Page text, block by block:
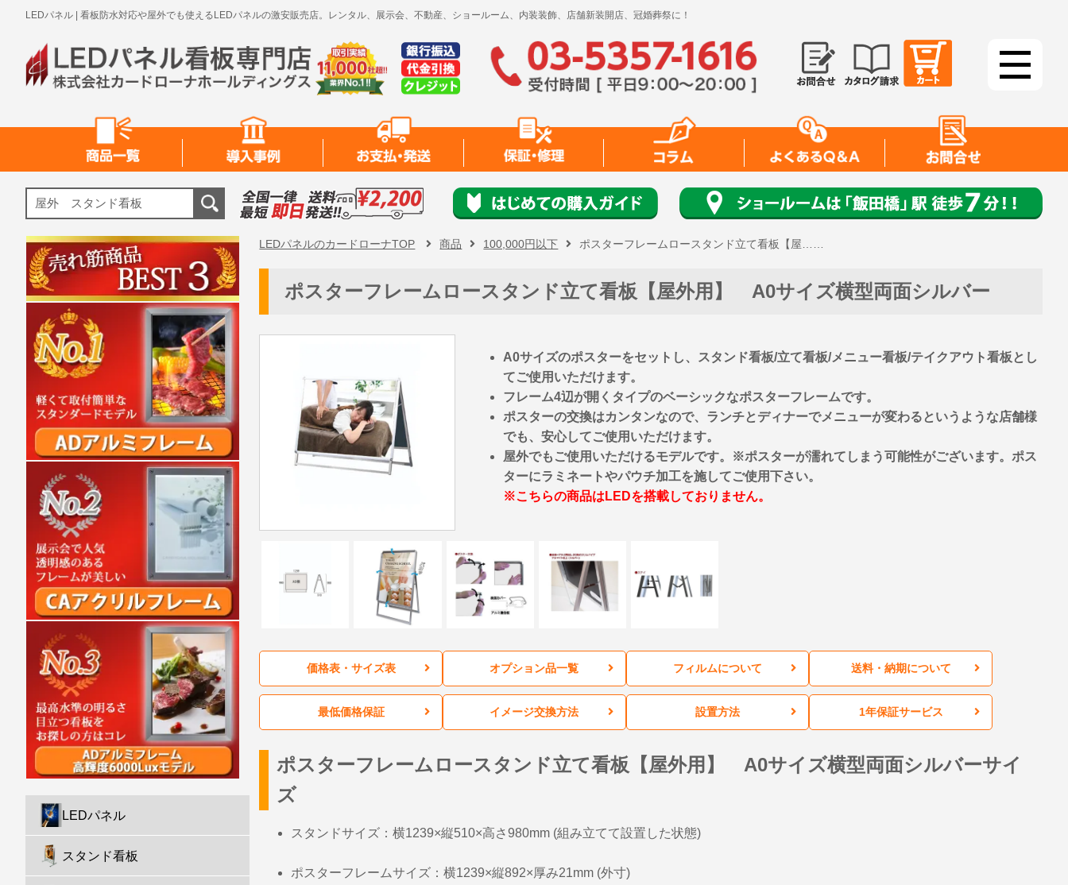
LEDパネル | 看板防水対応や屋外でも使えるLEDパネルの激安販売店。レンタル、展示会、不動産、ショールーム、内装装飾、店舗新装開店、冠婚葬祭に！
LEDパネルのカードローナTOP 商品 100,000円以下 ポスターフレームロースタンド立て看板【屋……
ポスターフレームロースタンド立て看板【屋外用】 A0サイズ横型両面シルバー
A0サイズのポスターをセットし、スタンド看板/立て看板/メニュー看板/テイクアウト看板とし
てご使用いただけます。
フレーム4辺が開くタイプのベーシックなポスターフレームです。
ポスターの交換はカンタンなので、ランチとディナーでメニューが変わるというような店舗様
でも、安心してご使用いただけます。
屋外でもご使用いただけるモデルです。※ポスターが濡れてしまう可能性がございます。ポス
ターにラミネートやパウチ加工を施してご使用下さい。
※こちらの商品はLEDを搭載しておりません。
価格表・サイズ表 オプション品一覧 フィルムについて 送料・納期について
最低価格保証 イメージ交換方法 設置方法 1年保証サービス
ポスターフレームロースタンド立て看板【屋外用】 A0サイズ横型両面シルバーサイ
ズ
スタンドサイズ：横1239×縦510×高さ980mm (組み立てて設置した状態)
ポスターフレームサイズ：横1239×縦892×厚み21mm (外寸)
LEDパネル
スタンド看板